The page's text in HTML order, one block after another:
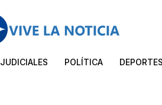
JUDICIALES POLÍTICA DEPORTES